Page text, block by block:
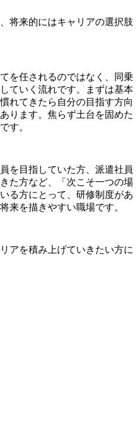
将来的にはキャリアの選択肢
を任されるのではなく、同乗
ていく流れです。まずは基本
れてきたら自分の目指す方向
ります。焦らず土台を固めた
す。
を目指していた方、派遣社員
た方など、「次こそ一つの場
る方にとって、研修制度があ
来を描きやすい職場です。
アを積み上げていきたい方に